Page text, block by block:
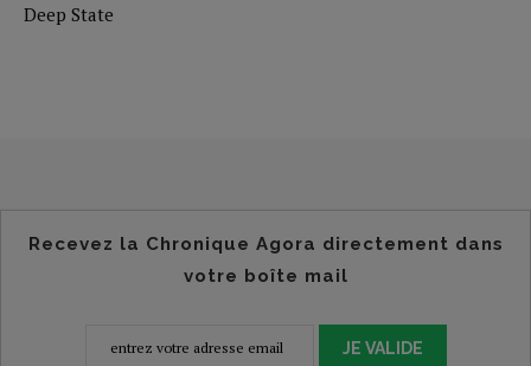
Deep State
Recevez la Chronique Agora directement dans
votre boîte mail
JE VALIDE